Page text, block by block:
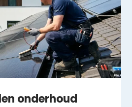
onderhoud